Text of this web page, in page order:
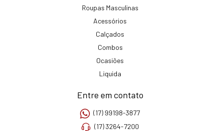
Roupas Masculinas
Acessórios
Calçados
Combos
Ocasiões
Liquida
Entre em contato
(17) 99198-3877
(17) 3264-7200